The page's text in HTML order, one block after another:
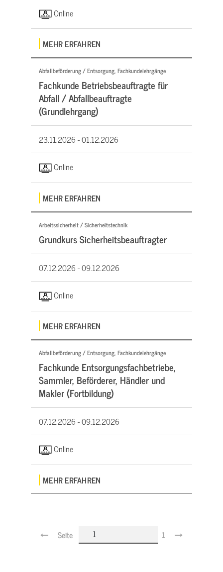
Online
MEHR ERFAHREN
Abfallbeförderung / Entsorgung, Fachkundelehrgänge
Fachkunde Betriebsbeauftragte für
Abfall / Abfallbeauftragte
(Grundlehrgang)
23.11.2026 -01.12.2026
Online
MEHR ERFAHREN
Arbeitssicherheit / Sicherheitstechnik
Grundkurs Sicherheitsbeauftragter
07.12.2026 -09.12.2026
Online
MEHR ERFAHREN
Abfallbeförderung / Entsorgung, Fachkundelehrgänge
Fachkunde Entsorgungsfachbetriebe,
Sammler, Beförderer, Händler und
Makler (Fortbildung)
07.12.2026 -09.12.2026
Online
MEHR ERFAHREN
Seite 1